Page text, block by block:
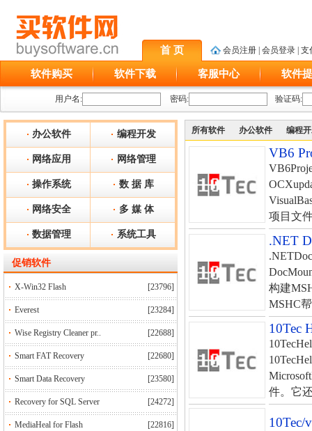
首 页 会员注册 会员登录 支
软件购买 软件下载 客服中心 软件
用户名: 密码: 验证码:
办公软件 编程开发
网络应用 网络管理
操作系统 数 据 库
网络安全 多 媒 体
数据管理 系统工具
促销软件
X-Win32 Flash [23796]
Everest [23284]
Wise Registry Cleaner pr.. [22688]
Smart FAT Recovery [22680]
Smart Data Recovery [23580]
Recovery for SQL Server [24272]
MediaHeal for Flash [22816]
所有软件 办公软件 编程
VB6
项目文
.NET
构建
MSHC
10Tec
件。它
10Tec/